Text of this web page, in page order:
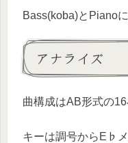
Bass(koba)とPiano
アナライズ
曲構成はAB形式の16
キーは調号からE♭